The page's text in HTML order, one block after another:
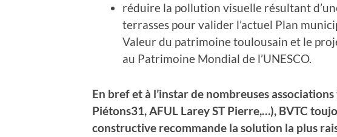
réduire la pollution visuelle résultant
terrasses pour valider l’actuel Plan
Valeur du patrimoine toulousain et le
au Patrimoine Mondial de l’UNESCO.
En bref et à l’instar de nombreuses
Piétons31, AFUL Larey ST Pierre,…), BVTC
constructive recommande la solution la plus